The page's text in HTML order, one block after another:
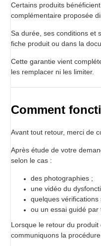
Certains produits
complémentaire proposée
Sa durée, ses conditions et
fiche produit ou dans la
Cette garantie vient
les remplacer ni les limiter.
Comment
Avant tout retour, merci de
Après étude de votre
selon le cas :
des photographies ;
une vidéo du
quelques vérifications
ou un essai guidé par
Lorsque le retour du
communiquons la procédure